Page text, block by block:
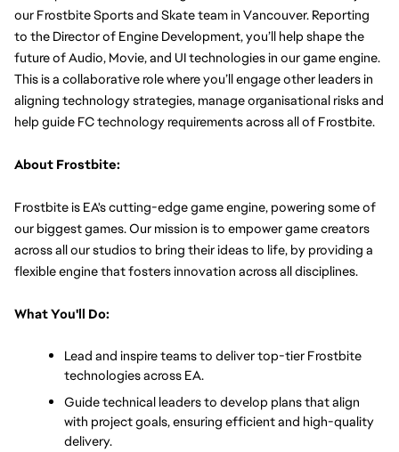
our Frostbite Sports and Skate team in Vancouver. Reporting
to the Director of Engine Development, you’ll help shape the
future of Audio, Movie, and UI technologies in our game engine.
This is a collaborative role where you’ll engage other leaders in
aligning technology strategies, manage organisational risks and
help guide FC technology requirements across all of Frostbite.
About Frostbite:
Frostbite is EA's cutting-edge game engine, powering some of
our biggest games. Our mission is to empower game creators
across all our studios to bring their ideas to life, by providing a
flexible engine that fosters innovation across all disciplines.
What You'll Do:
Lead and inspire teams to deliver top-tier Frostbite
technologies across EA.
Guide technical leaders to develop plans that align
with project goals, ensuring efficient and high-quality
delivery.